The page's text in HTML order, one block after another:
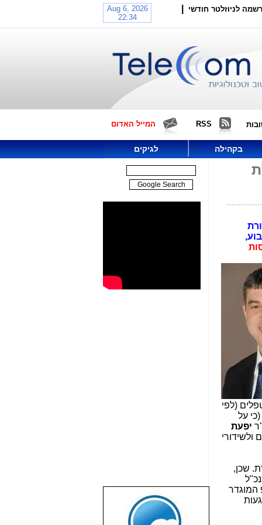
לניוזלטר חודשי
RSS המייל האדום
בקהילה לגיקים
(לפי
על
יפעת
ולשידורי
שכן,
המוגדר
שבוע טוב לכל
הגולשים באשר
הם!!!